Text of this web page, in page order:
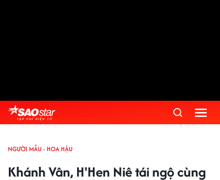
NGƯỜI MẪU - HOA HẬU
Khánh Vân, H'Hen Niê tái ngộ cùng